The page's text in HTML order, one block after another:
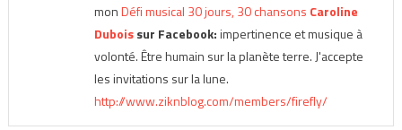
monDéfi musical 30 jours, 30 chansons Caroline
Duboissur Facebook:impertinence et musique à
volonté. Être humain sur la planète terre. J'accepte
les invitations sur la lune.
http://www.ziknblog.com/members/firefly/